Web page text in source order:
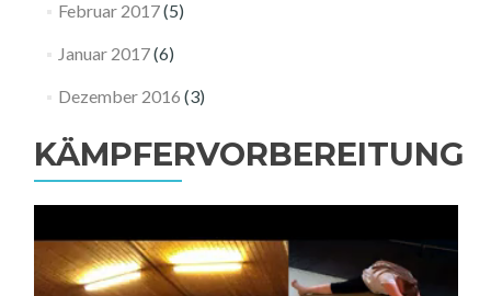
Februar 2017(5)
Januar 2017(6)
Dezember 2016 (3)
KÄMPFERVORBEREITUNG
Player